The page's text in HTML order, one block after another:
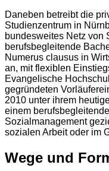
Daneben betreibt die
Studienzentrum in
bundesweites Netz von
berufsbegleitende
Numerus clausus in
an, mit flexiblen
Evangelische
gegründeten
2010 unter ihrem
einem
Sozialmanagement
sozialen Arbeit oder im
Wege und